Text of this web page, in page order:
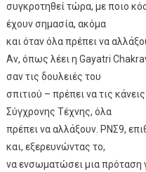
συγκροτηθεί τώρα, με ποιο
έχουν σημασία, ακόμα
και όταν όλα πρέπει να
Αν, όπως λέει η Gayatri
σαν τις δουλειές του
σπιτιού – πρέπει να τις
Σύγχρονης Τέχνης, όλα
πρέπει να αλλάξουν. ΡΝΣ9,
και, εξερευνώντας το,
να ενσωματώσει μια πρόταση